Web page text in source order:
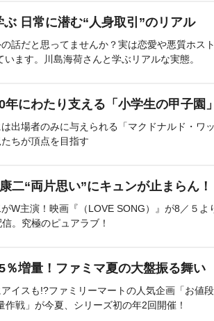
ぶ 日常に潜む“人身取引”のリアル
の話だと思ってませんか？実は恋愛や悪質ホス
ます。川島海荷さんと学ぶリアルな実態。
にわたり支える「小学生の甲子園」
出場者のみに与えられる「マクドナルド・ワ
ちが頂点を目指す
二“両片思い”にキュンが止まらん！
W主演！映画『（LOVE SONG）』が8／５よ
。究極のピュアラブ！
％増量！ファミマ夏の大盤振る舞い
イスも!?ファミリーマートの人気企画「お値
作戦」が今夏、シリーズ初の年2回開催！